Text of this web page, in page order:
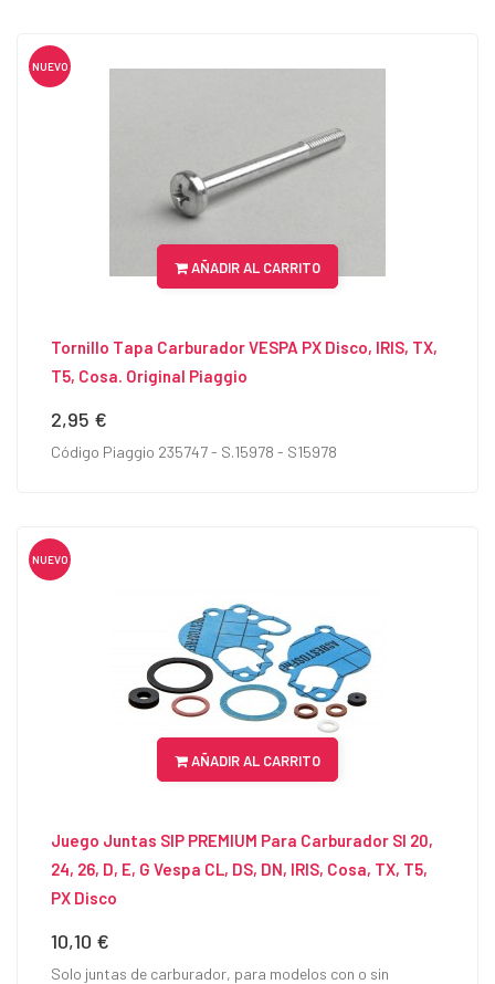
NUEVO
AÑADIR AL CARRITO
Tornillo Tapa Carburador VESPA PX Disco, IRIS, TX,
T5, Cosa. Original Piaggio
Precio
2,95 €
Código Piaggio 235747 - S.15978 - S15978
NUEVO
AÑADIR AL CARRITO
Juego Juntas SIP PREMIUM Para Carburador SI 20,
24, 26, D, E, G Vespa CL, DS, DN, IRIS, Cosa, TX, T5,
PX Disco
Precio
10,10 €
Solo juntas de carburador, para modelos con o sin